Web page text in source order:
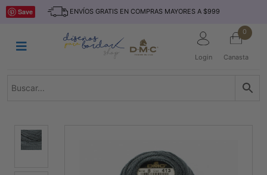
Saltar
ENVÍOS GRATIS EN COMPRAS MAYORES A $999
Login
0
Canasta
INICIO
TEJIDO
TELAS
Save